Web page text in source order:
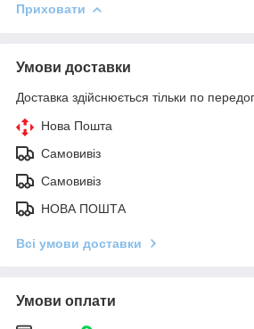
Приховати
Умови доставки
Доставка здійснюється тільки по
Нова Пошта
Самовивіз
Самовивіз
НОВА ПОШТА
Всі умови доставки
Умови оплати